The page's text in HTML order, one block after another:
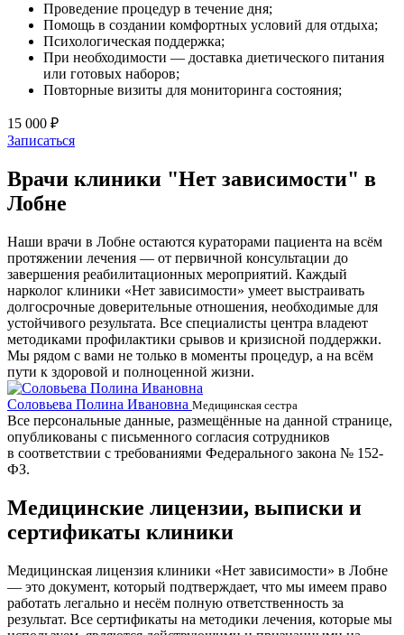
Проведение процедур в течение дня;
Помощь в создании комфортных условий для отдыха;
Психологическая поддержка;
При необходимости — доставка диетического питания
или готовых наборов;
Повторные визиты для мониторинга состояния;
15 000 ₽
Записаться
Врачи клиники "Нет зависимости" в
Лобне
Наши врачи в Лобне остаются кураторами пациента на всём
протяжении лечения — от первичной консультации до
завершения реабилитационных мероприятий. Каждый
нарколог клиники «Нет зависимости» умеет выстраивать
долгосрочные доверительные отношения, необходимые для
устойчивого результата. Все специалисты центра владеют
методиками профилактики срывов и кризисной поддержки.
Мы рядом с вами не только в моменты процедур, а на всём
пути к здоровой и полноценной жизни.
Соловьева Полина Ивановна Медицинская сестра
Все персональные данные, размещённые на данной странице,
опубликованы с письменного согласия сотрудников
в соответствии с требованиями Федерального закона № 152-
ФЗ.
Медицинские лицензии, выписки и
сертификаты клиники
Медицинская лицензия клиники «Нет зависимости» в Лобне
— это документ, который подтверждает, что мы имеем право
работать легально и несём полную ответственность за
результат. Все сертификаты на методики лечения, которые мы